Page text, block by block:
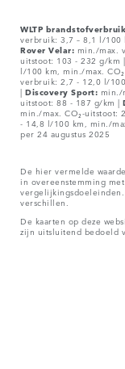
WLTP
verbruik: 3,7 – 8,1 l/100
Rover Velar: min./max.
uitstoot: 103 - 232 g/km |
l/100 km, min./max.
verbruik: 2,7 - 12,0 l/
| Discovery Sport: min./
uitstoot: 88 - 187 g/km |
min./max. CO₂-uitstoot:
- 14,8 l/100 km, min./
per 24 augustus 2025
De hier vermelde
in overeenstemming
verschillen.
De kaarten op deze
zijn uitsluitend bedoeld